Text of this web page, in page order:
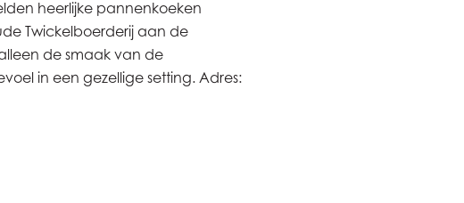
heerlijke pannenkoeken
Twickelboerderij aan de
de smaak van de
in een gezellige setting. Adres: